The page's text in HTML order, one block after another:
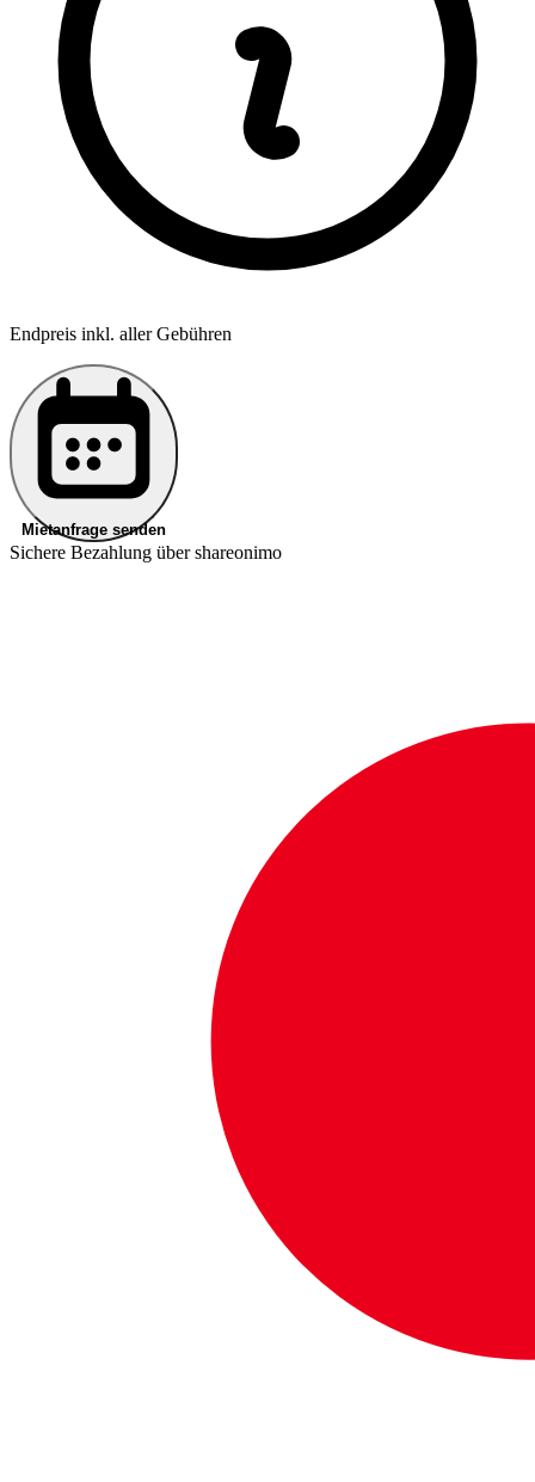
Endpreis inkl. aller Gebühren
Mietanfrage senden
Sichere Bezahlung über shareonimo